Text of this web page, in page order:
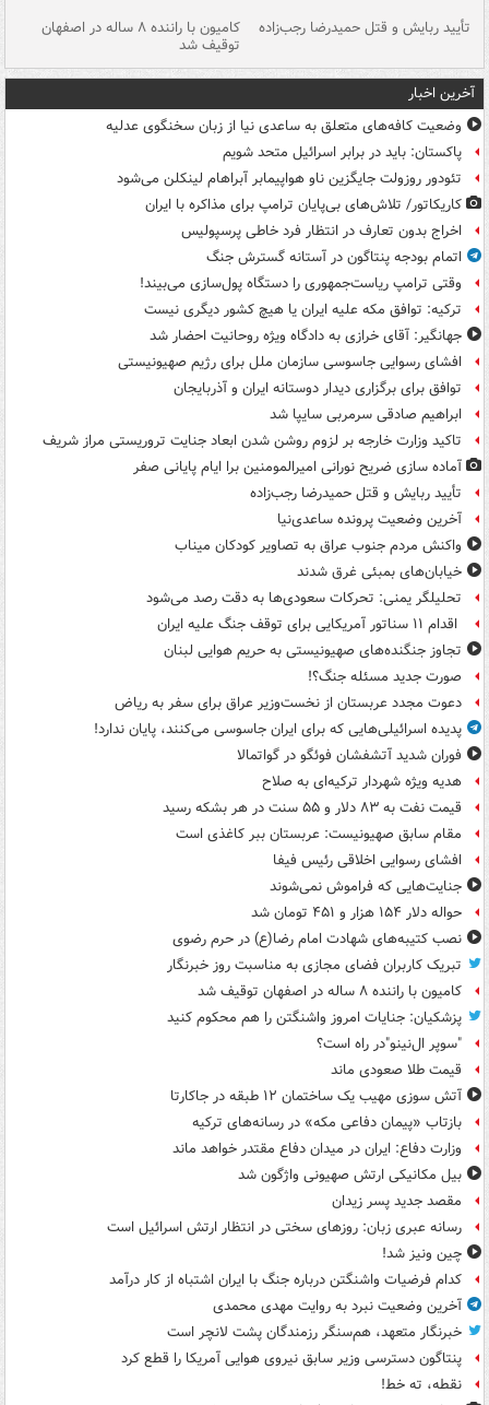
تأیید ربایش و قتل حمیدرضا رجب‌زاده کامیون با راننده ۸ ساله در اصفهان
توقیف شد
آخرین اخبار
وضعیت کافه‌های متعلق به ساعدی نیا از زبان سخنگوی عدلیه
پاکستان: باید در برابر اسرائیل متحد شویم
تئودور روزولت جایگزین ناو هواپیمابر آبراهام لینکلن می‌شود
کاریکاتور/ تلاش‌های بی‌پایان ترامپ برای مذاکره با ایران
اخراج بدون تعارف در انتظار فرد خاطی پرسپولیس
اتمام بودجه پنتاگون در آستانه گسترش جنگ
وقتی ترامپ ریاست‌جمهوری را دستگاه پول‌سازی می‌بیند!
ترکیه: توافق مکه علیه ایران یا هیچ کشور دیگری نیست
جهانگیر: آقای خرازی به دادگاه ویژه روحانیت احضار شد
افشای رسوایی جاسوسی سازمان ملل برای رژیم صهیونیستی
توافق برای برگزاری دیدار دوستانه ایران و آذربایجان
ابراهیم صادقی سرمربی سایپا شد
تاکید وزارت خارجه بر لزوم روشن شدن ابعاد جنایت تروریستی مراز شریف
آماده سازی ضریح نورانی امیرالمومنین برا ایام پایانی صفر
تأیید ربایش و قتل حمیدرضا رجب‌زاده
آخرین وضعیت پرونده ساعدی‌نیا
واکنش مردم جنوب عراق به تصاویر کودکان میناب
خیابان‌های بمبئی غرق شدند
تحلیلگر یمنی: تحرکات سعودی‌ها به دقت رصد می‌شود
اقدام ۱۱ سناتور آمریکایی برای توقف جنگ علیه ایران
تجاوز جنگنده‌های صهیونیستی به حریم هوایی لبنان
صورت جدید مسئله جنگ؟!
دعوت مجدد عربستان از نخست‌وزیر عراق برای سفر به ریاض
پدیده اسرائیلی‌هایی که برای ایران جاسوسی می‌کنند، پایان ندارد!
فوران شدید آتشفشان فوئگو در گواتمالا
هدیه ویژه شهردار ترکیه‌ای به صلاح
قیمت نفت به ۸۳ دلار و ۵۵ سنت در هر بشکه رسید
مقام سابق صهیونیست: عربستان ببر کاغذی است
افشای رسوایی اخلاقی رئیس فیفا
جنایت‌هایی که فراموش نمی‌شوند
حواله دلار ۱۵۴ هزار و ۴۵۱ تومان شد
نصب کتیبه‌های شهادت امام رضا(ع) در حرم رضوی
تبریک کاربران فضای مجازی به مناسبت روز خبرنگار
کامیون با راننده ۸ ساله در اصفهان توقیف شد
پزشکیان: جنایات امروز واشنگتن را هم محکوم کنید
"سوپر ال‌نینو"در راه است؟
قیمت طلا صعودی ماند
آتش سوزی مهیب یک ساختمان ۱۲ طبقه در جاکارتا
بازتاب «پیمان دفاعی مکه» در رسانه‌های ترکیه
وزارت دفاع: ایران در میدان دفاع مقتدر خواهد ماند
بیل مکانیکی ارتش صهیونی واژگون شد
مقصد جدید پسر زیدان
رسانه عبری زبان: روزهای سختی در انتظار ارتش اسرائیل است
چین ونیز شد!
کدام فرضیات واشنگتن درباره جنگ با ایران اشتباه از کار درآمد
آخرین وضعیت نبرد به روایت مهدی محمدی
خبرنگار متعهد، هم‌سنگر رزمندگان پشت لانچر است
پنتاگون دسترسی وزیر سابق نیروی هوایی آمریکا را قطع کرد
نقطه، ته خط!